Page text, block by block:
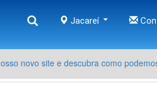
Jacareí
novo site e descubra como